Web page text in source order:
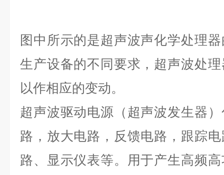
图中所示的是超声波声化学处理
生产设备的不同要求，超声波处
以作相应的变动。
超声波驱动电源（超声波发生器
路，放大电路，反馈电路，跟踪
路、显示仪表等。用于产生高频